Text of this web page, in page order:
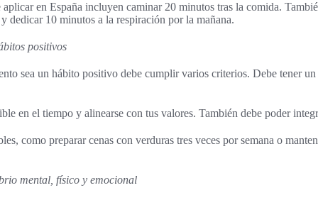
en España incluyen caminar 20 minutos tras la comida.
dedicar 10 minutos a la respiración por la mañana.
positivos
sea un hábito positivo debe cumplir varios criterios. Debe tener
en el tiempo y alinearse con tus valores. También debe poder
como preparar cenas con verduras tres veces por semana o
mental, físico y emocional